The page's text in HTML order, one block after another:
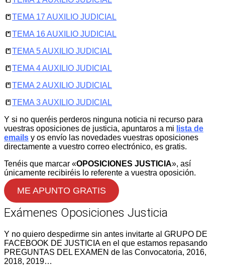
📒TEMA 17 AUXILIO JUDICIAL
📒TEMA 16 AUXILIO JUDICIAL
📒TEMA 5 AUXILIO JUDICIAL
📒TEMA 4 AUXILIO JUDICIAL
📒TEMA 2 AUXILIO JUDICIAL
📒TEMA 3 AUXILIO JUDICIAL
Y si no queréis perderos ninguna noticia ni recurso para
vuestras oposiciones de justicia, apuntaros a mi lista de
emails y os envío las novedades vuestras oposiciones
directamente a vuestro correo electrónico, es gratis.
Tenéis que marcar «OPOSICIONES JUSTICIA», así
únicamente recibiréis lo referente a vuestra oposición.
ME APUNTO GRATIS
Exámenes Oposiciones Justicia
Y no quiero despedirme sin antes invitarte al GRUPO DE
FACEBOOK DE JUSTICIA en el que estamos repasando
PREGUNTAS DEL EXAMEN de las Convocatoria, 2016,
2018, 2019…